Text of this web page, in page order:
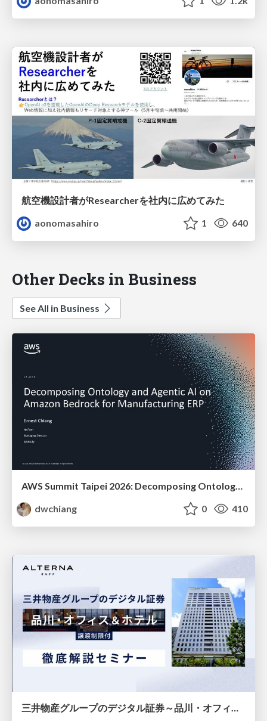
航空機設計者がResearcherを社内に広めてみた
aonomasahiro
1 640
Other Decks in Business
See All in Business
AWS Summit Taipei 2026: Decomposing Ontology and Agentic AI - Using Amazon Bedrock to Bring Living Water to Manufacturing ERP
dwchiang
0 410
三井物産グループのデジタル証券～品川・オフィス＆ホテル～徹底解説セミナー